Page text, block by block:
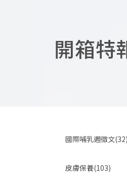
開箱特
國際哺乳週徵文(32)
皮膚保養(103)